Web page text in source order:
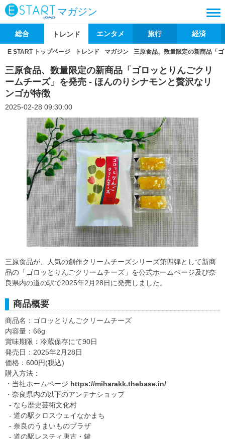
マガジン
総合 トレンド エンタメ 旅行 経済
E START トップページ トレンド マガジン 三原食品、数量限定の新商品「
三原食品、数量限定の新商品「ゴロッとりんごクリ
ームチーズ」を発売 - ほんのりシナモンと贅沢なリ
ンゴが特徴
2025-02-28 09:30:00
三原食品が、人気の創作クリームチーズシリーズ第四弾として新商
品の「ゴロッとりんごクリームチーズ」を公式ホームページ及び奈
良県内の道の駅で2025年2月28日に発売しました。
商品概要
商品名：ゴロッとりんごクリームチーズ
内容量：66g
賞味期限：冷蔵保存にて90日
発売日：2025年2月28日
価格：600円(税込)
購入方法：
・当社ホームページ https://miharakk.thebase.in/
・奈良県内の以下のアンテナショップ
- なら歴史芸術文化村
- 道の駅クロスウェイなかまち
- 奈良のうまいものプラザ
- 道の駅レスティ唐古・鍵